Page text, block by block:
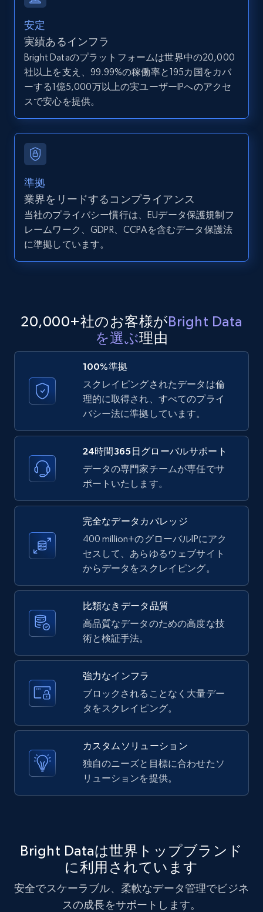
Youtube - Videos posts - Search new
youtube videos by keyword
URL, Title, Youtuber, Youtuber md5, Video url,
Video length, Likes, Views, and more.
Youtube - Videos posts - Discover videos by
channel URL
URL, Title, Youtuber, Youtuber md5, Video url,
Youtube - Videos posts - Search videos by
URL, Title, Youtuber, Youtuber md5, Video url,
Video length, Likes, Views, and more.
8.1K+ 716+ 無料トライアル
posts by hashtags
URL, Title, Youtuber, Youtuber md5, Video url,
Video length, Likes, Views, and more.
716+ 無料トライアル
Youtube - Videos posts - Discovery records
by Explore page URL
URL, Title, Youtuber, Youtuber md5, Video url,
Video length, Likes, Views, and more.
8.1K+ 716+ 無料トライアル
Youtube - Videos posts - Discovery videos
by podcast url
URL, Title, Youtuber, Youtuber md5, Video url,
無料トライアル
Amazon Reviews
安定
実績あるインフラ
Bright Dataのプラットフォームは世界中の20,000
社以上を支え、99.99%の稼働率と195カ国をカバ
ーする1億5,000万以上の実ユーザーIPへのアクセ
スで安心を提供。
準拠
業界をリードするコンプライアンス
当社のプライバシー慣行は、EUデータ保護規制フ
レームワーク、GDPR、CCPAを含むデータ保護法
に準拠しています。
20,000+社のお客様がBright Data
を選ぶ理由
100%準拠
スクレイピングされたデータは倫
理的に取得され、すべてのプライ
バシー法に準拠しています。
24時間365日グローバルサポート
データの専門家チームが専任でサ
ポートいたします。
完全なデータカバレッジ
400 million+のグローバルIPにアク
セスして、あらゆるウェブサイト
からデータをスクレイピング。
比類なきデータ品質
高品質なデータのための高度な技
術と検証手法。
強力なインフラ
ブロックされることなく大量デー
タをスクレイピング。
カスタムソリューション
独自のニーズと目標に合わせたソ
リューションを提供。
Bright Dataは世界トップブランド
に利用されています
安全でスケーラブル、柔軟なデータ管理でビジネ
スの成長をサポートします。